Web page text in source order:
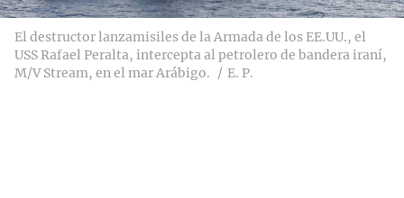
El destructor lanzamisiles de la Armada de los EE.UU., el
USS Rafael Peralta, intercepta al petrolero de bandera iraní,
M/V Stream, en el mar Arábigo.
E. P.